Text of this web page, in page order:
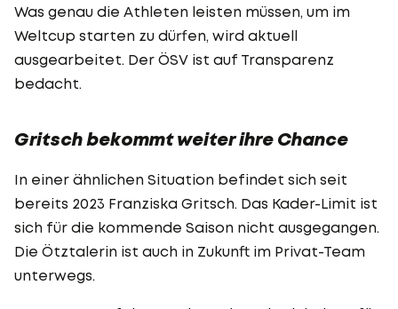
Was genau die Athleten leisten müssen, um im
Weltcup starten zu dürfen, wird aktuell
ausgearbeitet. Der ÖSV ist auf Transparenz
bedacht.
Gritsch bekommt weiter ihre Chance
In einer ähnlichen Situation befindet sich seit
bereits 2023 Franziska Gritsch. Das Kader-Limit ist
sich für die kommende Saison nicht ausgegangen.
Die Ötztalerin ist auch in Zukunft im Privat-Team
unterwegs.